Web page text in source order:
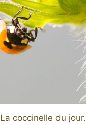
La coccinelle du jour.